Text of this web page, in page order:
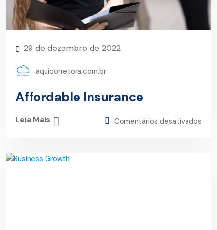
29 de dezembro de 2022
aquicorretora.com.br
Affordable Insurance
Leia Mais Comentários desativados